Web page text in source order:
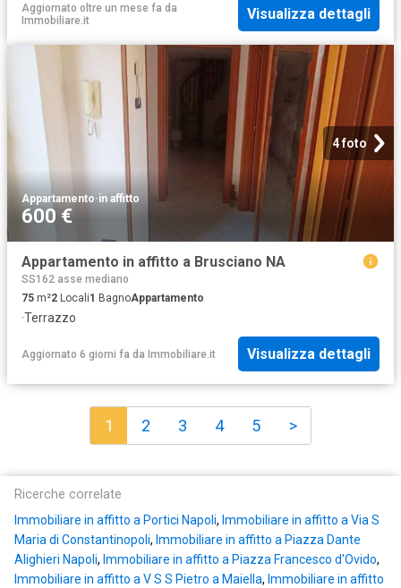
Aggiornato oltre un mese fa da
Immobiliare.it
Visualizza dettagli
4 foto
Appartamento·in affitto
600 €
Appartamento in affitto a Brusciano NA
SS162 asse mediano
75 m²2 Locali1 BagnoAppartamento
·Terrazzo
Aggiornato 6 giorni fa da Immobiliare.it Visualizza dettagli
1 2 3 4 5 >
Ricerche correlate
Immobiliare in affitto a Portici Napoli, Immobiliare in affitto a Via S
Maria di Constantinopoli, Immobiliare in affitto a Piazza Dante
Alighieri Napoli, Immobiliare in affitto a Piazza Francesco d'Ovido,
Immobiliare in affitto a V S S Pietro a Maiella, Immobiliare in affitto